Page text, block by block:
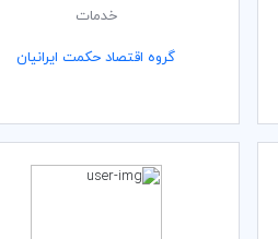
خدمات
گروه اقتصاد حکمت ایرانیان